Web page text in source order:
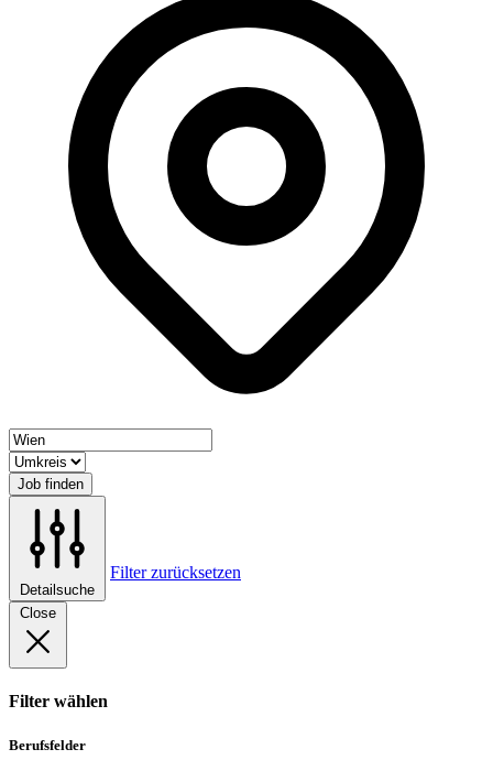
Job finden
Detailsuche
Filter zurücksetzen
Close
Filter wählen
Berufsfelder